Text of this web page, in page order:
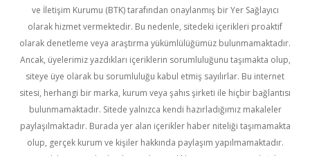
ve İletişim Kurumu (BTK) tarafından onaylanmış bir Yer Sağlayıcı
olarak hizmet vermektedir. Bu nedenle, sitedeki içerikleri proaktif
olarak denetleme veya araştırma yükümlülüğümüz bulunmamaktadır.
Ancak, üyelerimiz yazdıkları içeriklerin sorumluluğunu taşımakta olup,
siteye üye olarak bu sorumluluğu kabul etmiş sayılırlar. Bu internet
sitesi, herhangi bir marka, kurum veya şahıs şirketi ile hiçbir bağlantısı
bulunmamaktadır. Sitede yalnızca kendi hazırladığımız makaleler
paylaşılmaktadır. Burada yer alan içerikler haber niteliği taşımamakta
olup, gerçek kurum ve kişiler hakkında paylaşım yapılmamaktadır.